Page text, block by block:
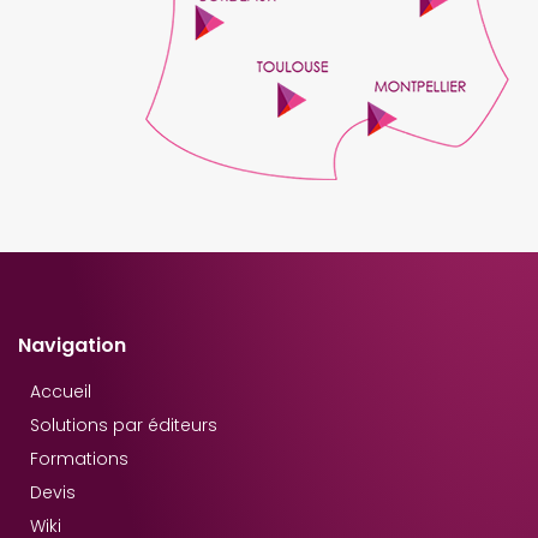
Navigation
Accueil
Solutions par éditeurs
Formations
Devis
Wiki